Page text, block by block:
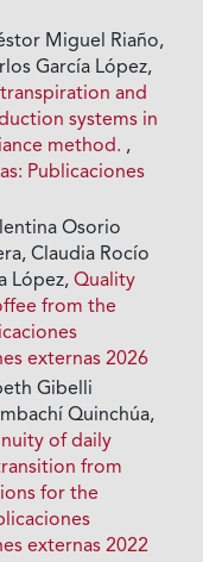
Miguel Riaño,
García López,
and
systems in
method. ,
Publicaciones
Osorio
Claudia Rocío
López,Quality
from the
externas 2026
Gibelli
Quinchúa,
of daily
from
for the
externas 2022